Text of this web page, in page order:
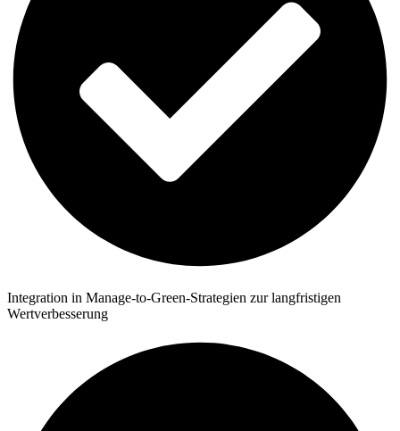
Integration in Manage-to-Green-Strategien zur langfristigen
Wertverbesserung